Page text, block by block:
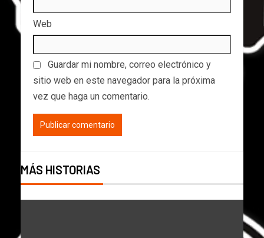
Web
Guardar mi nombre, correo electrónico y
sitio web en este navegador para la próxima
vez que haga un comentario.
MÁS HISTORIAS